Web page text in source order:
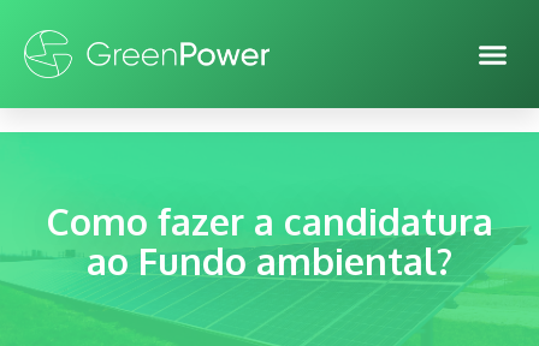
Como fazer a candidatura
ao Fundo ambiental?